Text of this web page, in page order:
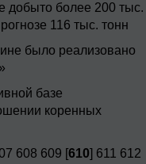
добыто более 200 тыс.
116 тыс. тонн
было реализовано
базе
коренных
608 609 [610] 611 612